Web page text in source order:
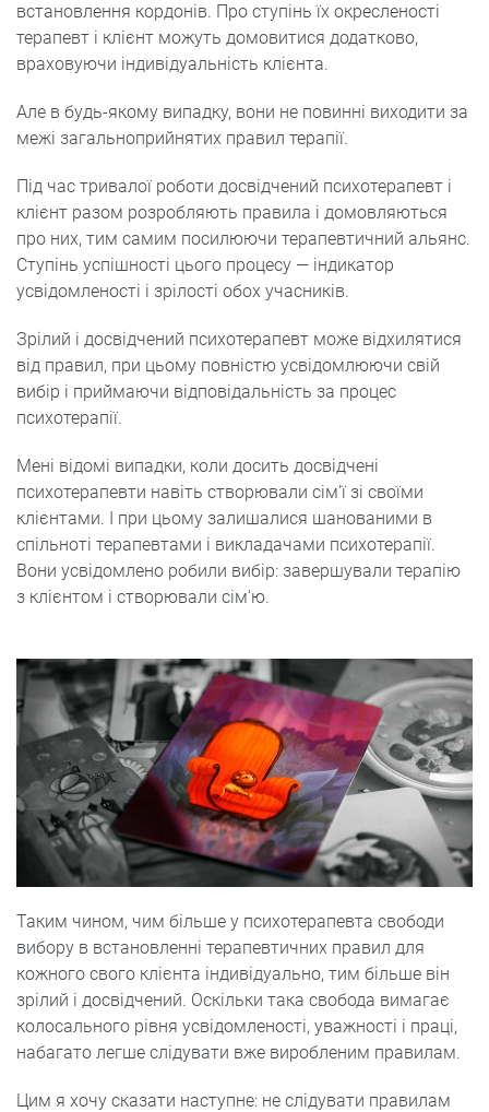
встановлення кордонів. Про ступінь їх окресленості
терапевт і клієнт можуть домовитися додатково,
враховуючи індивідуальність клієнта.
Але в будь-якому випадку, вони не повинні виходити за
межі загальноприйнятих правил терапії.
Під час тривалої роботи досвідчений психотерапевт і
клієнт разом розробляють правила і домовляються
про них, тим самим посилюючи терапевтичний альянс.
Ступінь успішності цього процесу — індикатор
усвідомленості і зрілості обох учасників.
Зрілий і досвідчений психотерапевт може відхилятися
від правил, при цьому повністю усвідомлюючи свій
вибір і приймаючи відповідальність за процес
психотерапії.
Мені відомі випадки, коли досить досвідчені
психотерапевти навіть створювали сім'ї зі своїми
клієнтами. І при цьому залишалися шанованими в
спільноті терапевтами і викладачами психотерапії.
Вони усвідомлено робили вибір: завершували терапію
з клієнтом і створювали сім'ю.
Таким чином, чим більше у психотерапевта свободи
вибору в встановленні терапевтичних правил для
кожного свого клієнта індивідуально, тим більше він
зрілий і досвідчений. Оскільки така свобода вимагає
колосального рівня усвідомленості, уважності і праці,
набагато легше слідувати вже виробленим правилам.
Цим я хочу сказати наступне: не слідувати правилам